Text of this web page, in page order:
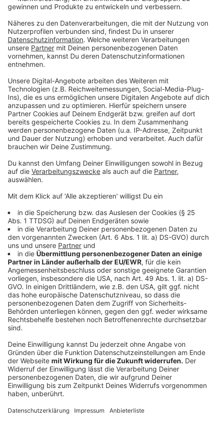
Sanierung des Hauses, die restlichen 22 Millionen
stehen für Investitionen in die IT-Infrastruktur und für
Ersatzbeschaffungen von Geräten und Anlage bereit.
Folgende Maßnahmen finanziert das Land:
Erneuerung der Sicherheitsbeleuchtung: 3
Millionen Euro
Brandschutz-Ertüchtigung/Anpassungen Labore
Molekulare Medizin: 5 Millionen Euro
Psychiatrie: 6 Millionen Euro
Brandschutzsanierung: 76 Millionen Euro
(mehr dazu folgt hier unter dieser Liste)
Brandschutz-Ertüchtigung/Sanierung Wäscherei: 7
Rechner statt Mikroskop - unter diesem Motto
möchte die Uniklinik als eine der ersten Unikliniken in
Deutschland ihre Pathologie voll digitalisieren. Das
Land NRW stellt dafür rund 10 Millionen Euro zur
Verfügung. Damit möchte man nicht nur die üblichen
Abläufe vereinfachen, sondern auch menschliche
Fehler vermindern, hat der Vorstandsvorsitzende der
Uniklink, Thomas Ittel, Antenne AC gesagt:
Anzeige